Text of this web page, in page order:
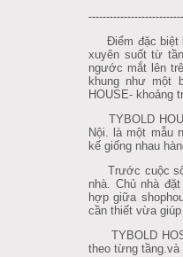
Điểm đặc biệt
xuyên suốt từ
ngước mắt lên
khung như một
HOUSE- khoảng
TYBOLD
Nội. là một mẫu
kế giống nhau
Trước cuộc
nhà. Chủ nhà
hợp giữa
cần thiết vừa
TYBOLD
theo từng